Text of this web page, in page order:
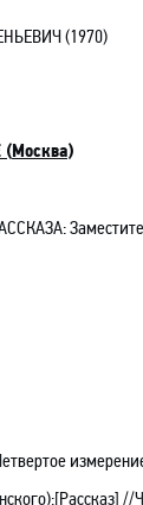
(1970)
(Москва)
: